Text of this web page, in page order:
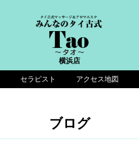
横浜店
セラピスト アクセス地図
ブログ